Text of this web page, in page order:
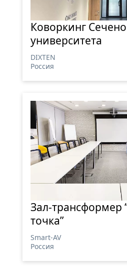
Коворкинг
университета
DIXTEN
Россия
Зал-трансформер
точка”
Smart-AV
Россия